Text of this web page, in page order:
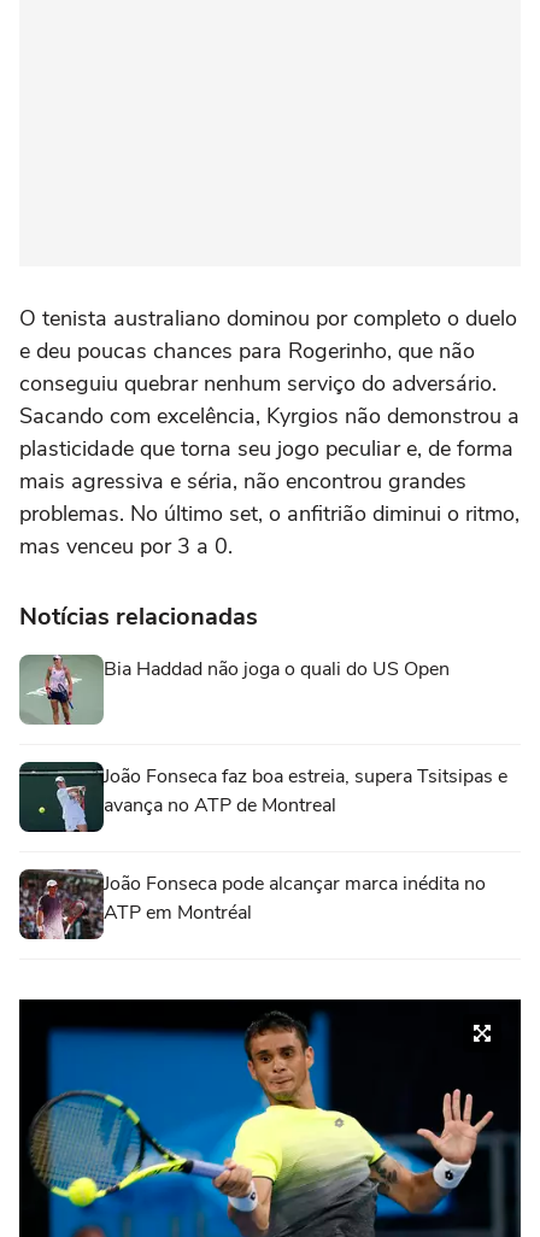
O tenista australiano dominou por completo o duelo
e deu poucas chances para Rogerinho, que não
conseguiu quebrar nenhum serviço do adversário.
Sacando com excelência, Kyrgios não demonstrou a
plasticidade que torna seu jogo peculiar e, de forma
mais agressiva e séria, não encontrou grandes
problemas. No último set, o anfitrião diminui o ritmo,
mas venceu por 3 a 0.
Notícias relacionadas
Bia Haddad não joga o quali do US Open
João Fonseca faz boa estreia, supera Tsitsipas e
avança no ATP de Montreal
João Fonseca pode alcançar marca inédita no
ATP em Montréal